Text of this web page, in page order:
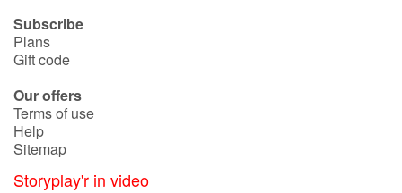
Subscribe
Plans
Gift code
Our offers
Terms of use
Help
Sitemap
Storyplay'r in video